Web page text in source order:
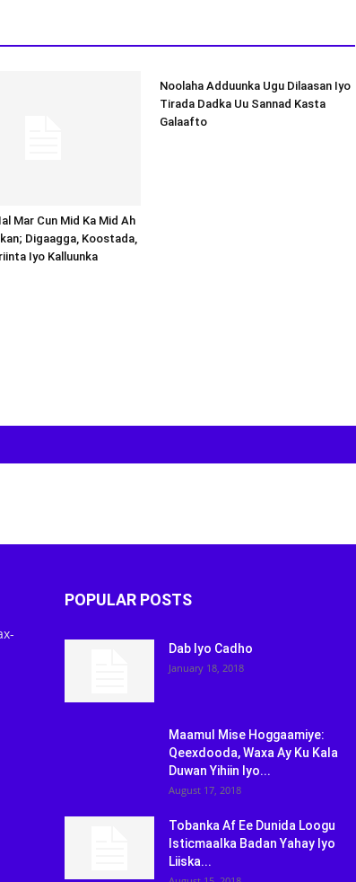
Mar Cun Mid Ka Mid Ah
Digaagga, Koostada,
Iyo Kalluunka
Noolaha Adduunka Ugu Dilaasan Iyo
Tirada Dadka Uu Sannad Kasta
Galaafto
POPULAR POSTS
Dab Iyo Cadho
January 18, 2018
Maamul Mise Hoggaamiye:
Qeexdooda, Waxa Ay Ku Kala
Duwan Yihiin Iyo...
August 17, 2018
Tobanka Af Ee Dunida Loogu
Isticmaalka Badan Yahay Iyo
Liiska...